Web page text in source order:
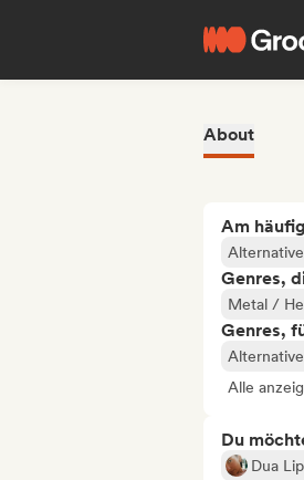
About
Am
Genres,
Metal /
Genres,
Alle
Du
Dua